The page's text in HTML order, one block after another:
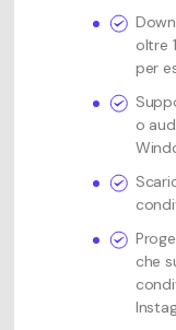
oltre
per
o
che